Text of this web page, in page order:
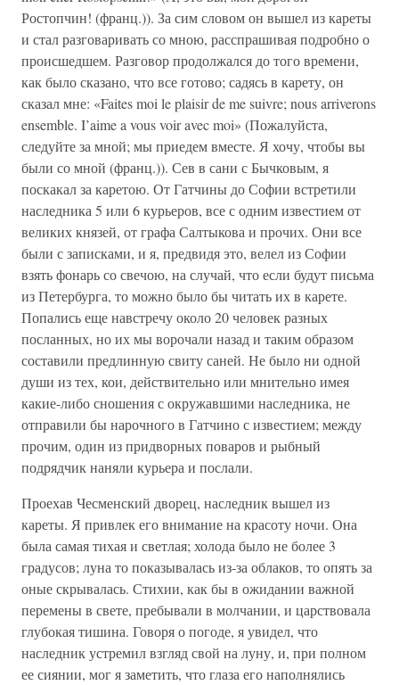
Ростопчин! (франц.)). За сим словом он вышел из кареты
и стал разговаривать со мною, расспрашивая подробно о
происшедшем. Разговор продолжался до того времени,
как было сказано, что все готово; садясь в карету, он
сказал мне: «Faites moi le plaisir de me suivre; nous arriverons
ensemble. I’aime a vous voir avec moi» (Пожалуйста,
следуйте за мной; мы приедем вместе. Я хочу, чтобы вы
были со мной (франц.)). Сев в сани с Бычковым, я
поскакал за каретою. От Гатчины до Софии встретили
наследника 5 или 6 курьеров, все с одним известием от
великих князей, от графа Салтыкова и прочих. Они все
были с записками, и я, предвидя это, велел из Софии
взять фонарь со свечою, на случай, что если будут письма
из Петербурга, то можно было бы читать их в карете.
Попались еще навстречу около 20 человек разных
посланных, но их мы ворочали назад и таким образом
составили предлинную свиту саней. Не было ни одной
души из тех, кои, действительно или мнительно имея
какие-либо сношения с окружавшими наследника, не
отправили бы нарочного в Гатчино с известием; между
прочим, один из придворных поваров и рыбный
подрядчик наняли курьера и послали.
Проехав Чесменский дворец, наследник вышел из
кареты. Я привлек его внимание на красоту ночи. Она
была самая тихая и светлая; холода было не более 3
градусов; луна то показывалась из-за облаков, то опять за
оные скрывалась. Стихии, как бы в ожидании важной
перемены в свете, пребывали в молчании, и царствовала
глубокая тишина. Говоря о погоде, я увидел, что
наследник устремил взгляд свой на луну, и, при полном
ее сиянии, мог я заметить, что глаза его наполнялись